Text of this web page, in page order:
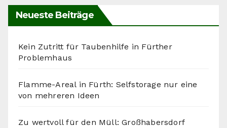
Neueste Beiträge
Kein Zutritt für Taubenhilfe in Fürther
Problemhaus
Flamme-Areal in Fürth: Selfstorage nur eine
von mehreren Ideen
Zu wertvoll für den Müll: Großhabersdorf